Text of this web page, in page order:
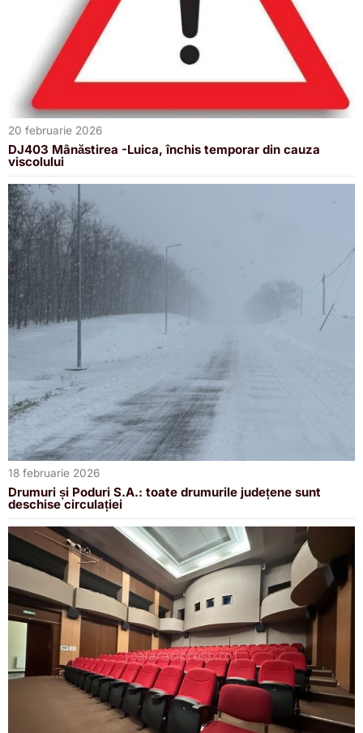
20 februarie 2026
DJ403 Mânăstirea -Luica, închis temporar din cauza
viscolului
18 februarie 2026
Drumuri și Poduri S.A.: toate drumurile județene sunt
deschise circulației